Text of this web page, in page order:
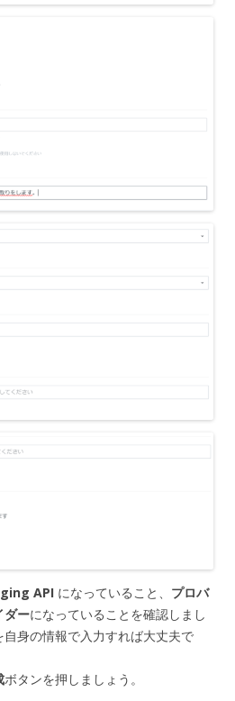
API になっていること、 プロバ
ダーになっていることを確認しまし
自身の情報で入力すれば大丈夫で
ボタンを押しましょう。